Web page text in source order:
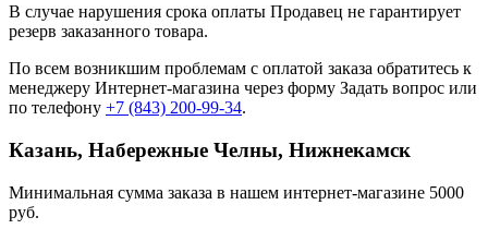
В случае нарушения срока оплаты Продавец не гарантирует
резерв заказанного товара.
По всем возникшим проблемам с оплатой заказа обратитесь к
менеджеру Интернет-магазина через форму Задать вопрос или
по телефону +7 (843) 200-99-34.
Казань, Набережные Челны, Нижнекамск
Минимальная сумма заказа в нашем интернет-магазине 5000
руб.